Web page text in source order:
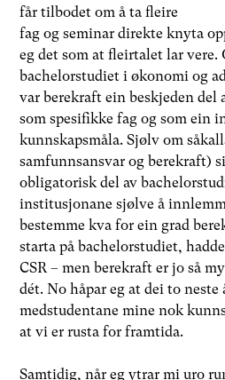
får tilbodet om å ta fleire
fag og seminar direkte knyta
eg det som at fleirtalet lar vere.
bachelorstudiet i økonomi og
var berekraft ein beskjeden del
som spesifikke fag og som ein
kunnskapsmåla. Sjølv om
samfunnsansvar og berekraft)
obligatorisk del av
institusjonane sjølve å
bestemme kva for ein grad
starta på bachelorstudiet,
CSR – men berekraft er jo så
dét. No håpar eg at dei to neste
medstudentane mine nok
at vi er rusta for framtida.
Samtidig, når eg ytrar mi uro